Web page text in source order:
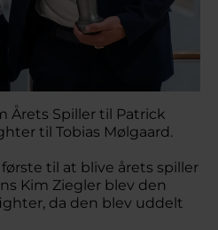
Årets Spiller til Patrick
til Tobias Mølgaard.
til at blive årets spiller
Kim Ziegler blev den
da den blev uddelt